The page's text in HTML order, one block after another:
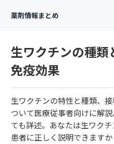
薬剤情報まとめ
生ワクチンの種類
免疫効果
生ワクチンの特性と種類、
ついて医療従事者向けに解
ても詳述。あなたは生ワク
患者に正しく説明できますか